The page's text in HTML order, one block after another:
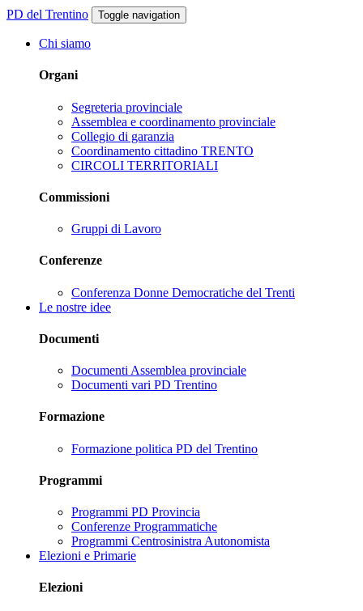
PD del Trentino Toggle navigation
Chi siamo
Organi
Segreteria provinciale
Assemblea e coordinamento provinciale
Collegio di garanzia
Coordinamento cittadino TRENTO
CIRCOLI TERRITORIALI
Commissioni
Gruppi di Lavoro
Conferenze
Conferenza Donne Democratiche del Trenti
Le nostre idee
Documenti
Documenti Assemblea provinciale
Documenti vari PD Trentino
Formazione
Formazione politica PD del Trentino
Programmi
Programmi PD Provincia
Conferenze Programmatiche
Programmi Centrosinistra Autonomista
Elezioni e Primarie
Elezioni